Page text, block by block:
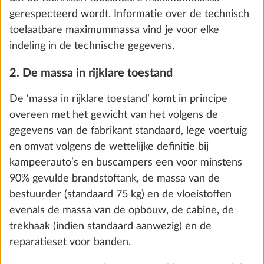
Bedverbreding voor éénpersoonsbedden,
incl. extra matras
5,0 kg
Toevoegen
standaarduitrusting/opties
De ‘werkelijke massa van het voertuig’ is de massa
in rijklare toestand plus de af fabriek geplaatste
opties.
De ‘standaarduitrusting’ is de basisconfiguratie van
een voertuig met alle wettelijk voorgeschreven
kenmerken. Dat omvat ook alle standaard geplaatste
onderdelen van de uitrusting. Details over de
standaarduitrusting vind je in onze configurator.
De ‘opties’ zijn alle onderdelen van de uitrusting die
niet tot de standaarduitrusting behoren, die op
verantwoordelijkheid van de fabrikant in de fabriek
op het voertuig aangebracht worden en door de
klant besteld kunnen worden. De opties omvatten